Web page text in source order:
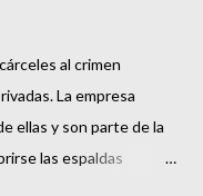
al crimen
La empresa
ellas y son parte de la
las espaldas